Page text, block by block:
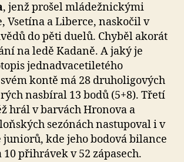
, jenž prošel mládežnickými
Vsetína a Liberce, naskočil v
do pěti duelů. Chyběl akorát
na ledě Kadaně. A jaký je
jednadvacetiletého
kontě má 28 druholigových
nasbíral 13 bodů (5+8). Třetí
hrál v barvách Hronova a
sezónách nastupoval i v
kde jeho bodová bilance
přihrávek v 52 zápasech.